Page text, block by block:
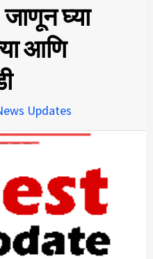
घ्या
आणि
Updates